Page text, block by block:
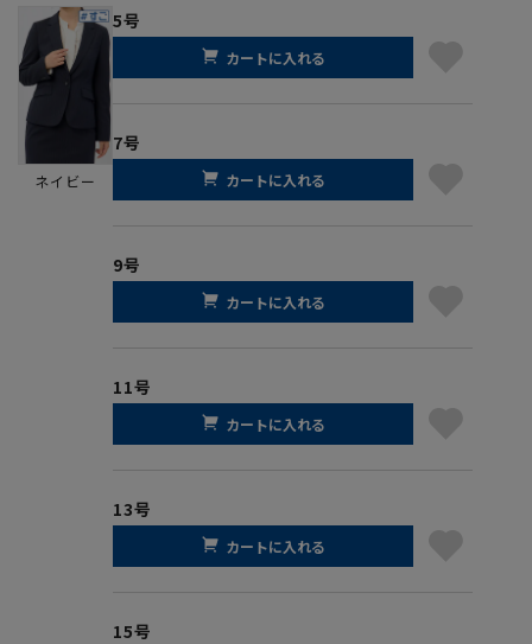
ネイビー
5号
カートに入れる
7号
カートに入れる
9号
カートに入れる
11号
カートに入れる
13号
カートに入れる
15号